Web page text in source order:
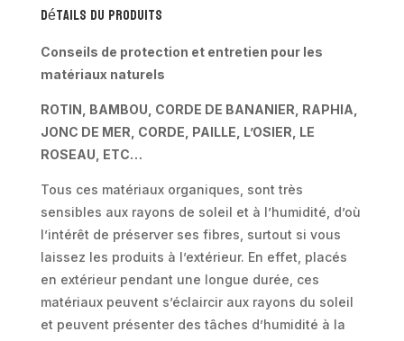
-Détails du produits
Conseils de protection et entretien pour les
matériaux naturels
ROTIN, BAMBOU, CORDE DE BANANIER, RAPHIA,
JONC DE MER, CORDE, PAILLE, L’OSIER, LE
ROSEAU, ETC…
Tous ces matériaux organiques, sont très
sensibles aux rayons de soleil et à l’humidité, d’où
l’intérêt de préserver ses fibres, surtout si vous
laissez les produits à l’extérieur. En effet, placés
en extérieur pendant une longue durée, ces
matériaux peuvent s’éclaircir aux rayons du soleil
et peuvent présenter des tâches d’humidité à la